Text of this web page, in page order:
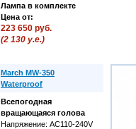
Лампа в комплекте
Цена от:
223 650 руб.
(2 130 у.е.)
March MW-350
Waterproof
Всепогодная
вращающаяся голова
Напряжение: AC110-240V